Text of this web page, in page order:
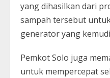
yang dihasilkan dari
sampah tersebut
generator yang
Pemkot Solo juga
untuk mempercepat